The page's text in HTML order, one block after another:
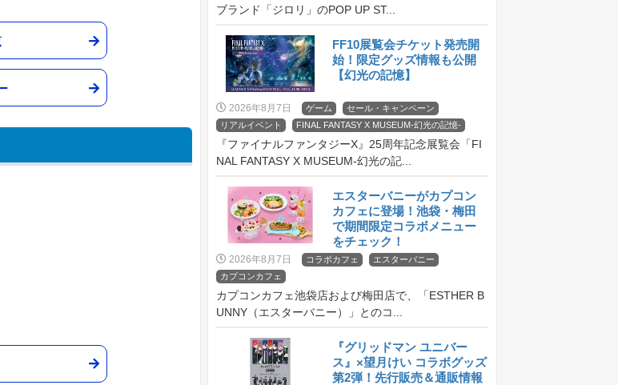
ブランド「ジロリ」のPOP UP ST...
FF10展覧会チケット発売開
始！限定グッズ情報も公開
【幻光の記憶】
2026年8月7日 ゲーム
セール・キャンペーン
リアルイベント
FINAL FANTASY X MUSEUM-幻光の記憶-
『ファイナルファンタジーX』25周年記念展覧会「FI
NAL FANTASY X MUSEUM-幻光の記...
エスターバニーがカプコン
カフェに登場！池袋・梅田
で期間限定コラボメニュー
をチェック！
2026年8月7日 コラボカフェ
エスターバニー
カプコンカフェ
カプコンカフェ池袋店および梅田店で、「ESTHER B
UNNY（エスターバニー）」とのコ...
『グリッドマン ユニバー
ス』×望月けい コラボグッズ
第2弾！先行販売＆通販情報